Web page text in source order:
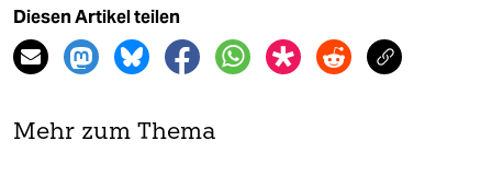
Diesen Artikel teilen
Mehr zum Thema